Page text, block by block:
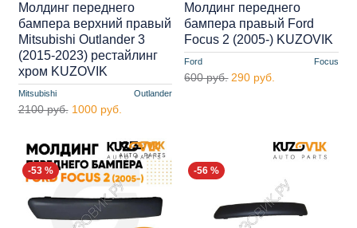
Mitsubishi Outlander
Молдинг переднего
бампера верхний правый
Mitsubishi Outlander 3
(2015-2023) рестайлинг
хром KUZOVIK
2100 руб. 1000 руб.
Ford Focus
Молдинг переднего
бампера правый Ford
Focus 2 (2005-) KUZOVIK
600 руб. 290 руб.
-53 % -56 %